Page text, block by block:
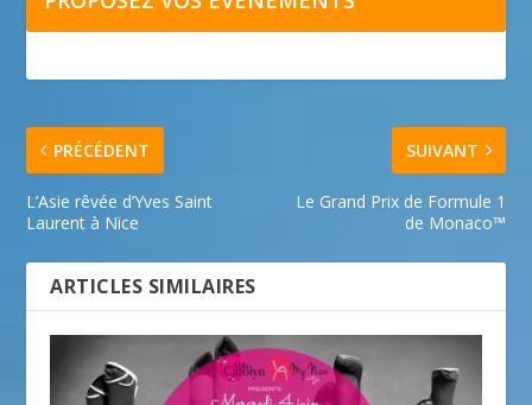
PRÉCÉDENT
L’Asie rêvée d’Yves Saint
Laurent à Nice
SUIVANT
Le Grand Prix de Formule 1
de Monaco™
ARTICLES SIMILAIRES